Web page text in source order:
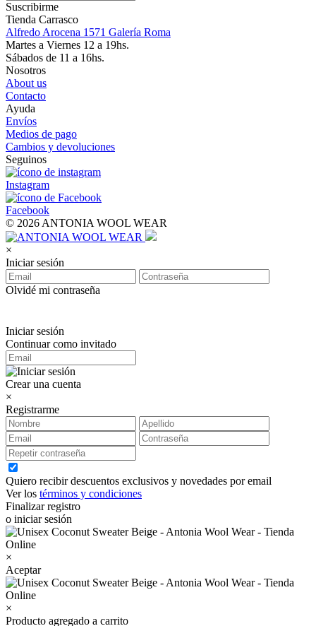
Suscribirme
Tienda Carrasco
Alfredo Arocena 1571 Galería Roma
Martes a Viernes 12 a 19hs.
Sábados de 11 a 16hs.
Nosotros
About us
Contacto
Ayuda
Envíos
Medios de pago
Cambios y devoluciones
Seguinos
Instagram
Facebook
© 2026 ANTONIA WOOL WEAR
×
Iniciar sesión
Olvidé mi contraseña
Iniciar sesión
Continuar como invitado
Crear una cuenta
×
Registrarme
Quiero recibir descuentos exclusivos y novedades por email
Ver los términos y condiciones
Finalizar registro
o iniciar sesión
×
Aceptar
×
Producto agregado a carrito